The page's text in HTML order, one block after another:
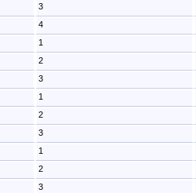
3
4
1
2
3
1
2
3
1
2
3